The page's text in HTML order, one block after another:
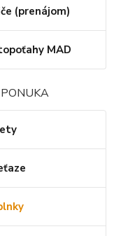
(prenájom)
MAD